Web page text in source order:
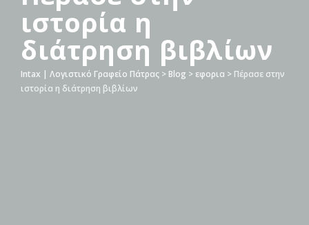
ιστορία η
διάτρηση βιβλίων
Intax | Λογιστικό Γραφείο Πάτρας > Blog > εφορια > Πέρασε στην
ιστορία η διάτρηση βιβλίων